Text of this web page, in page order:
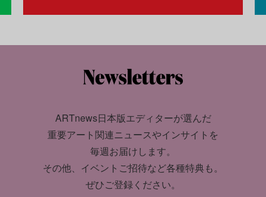
ARTnews日本版エディターが選んだ
重要アート関連ニュースやインサイトを
毎週お届けします。
その他、イベントご招待など各種特典も。
ぜひご登録ください。